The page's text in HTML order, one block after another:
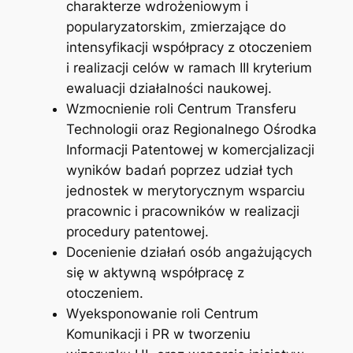
charakterze wdrożeniowym i
popularyzatorskim, zmierzające do
intensyfikacji współpracy z otoczeniem
i realizacji celów w ramach III kryterium
ewaluacji działalności naukowej.
Wzmocnienie roli Centrum Transferu
Technologii oraz Regionalnego Ośrodka
Informacji Patentowej w komercjalizacji
wyników badań poprzez udział tych
jednostek w merytorycznym wsparciu
pracownic i pracowników w realizacji
procedury patentowej.
Docenienie działań osób angażujących
się w aktywną współpracę z
otoczeniem.
Wyeksponowanie roli Centrum
Komunikacji i PR w tworzeniu